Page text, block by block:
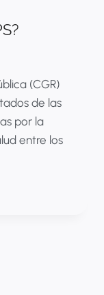
(CGR)
de las
por la
entre los